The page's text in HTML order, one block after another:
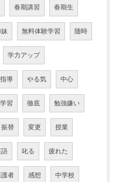
春期講習 春期生
妹 無料体験学習 随時
学力アップ
導 やる気 中心
習 徹底 勉強嫌い
振替 変更 授業
語 叱る 疲れた
護者 感想 中学校